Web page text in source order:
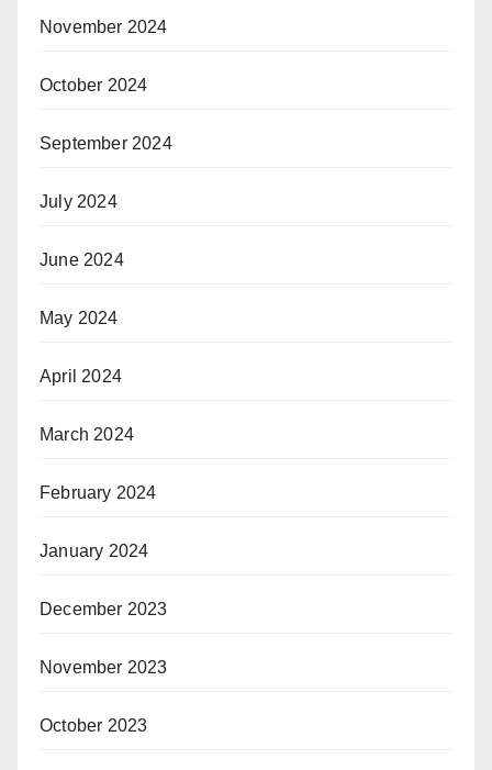
November 2024
October 2024
September 2024
July 2024
June 2024
May 2024
April 2024
March 2024
February 2024
January 2024
December 2023
November 2023
October 2023